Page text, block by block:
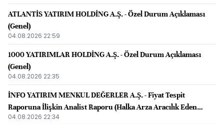
ATLANTİS YATIRIM HOLDİNG A.Ş. - Özel Durum Açıklaması
(Genel)
04.08.2026 22:59
1000 YATIRIMLAR HOLDİNG A.Ş. - Özel Durum Açıklaması
(Genel)
04.08.2026 22:35
İNFO YATIRIM MENKUL DEĞERLER A.Ş. - Fiyat Tespit
Raporuna İlişkin Analist Raporu (Halka Arza Aracılık Eden
Kuruluş Tarafından Hazırlanan)
04.08.2026 22:34